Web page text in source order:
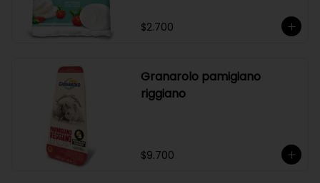
$2.700
Granarolo pamigiano
riggiano
$9.700